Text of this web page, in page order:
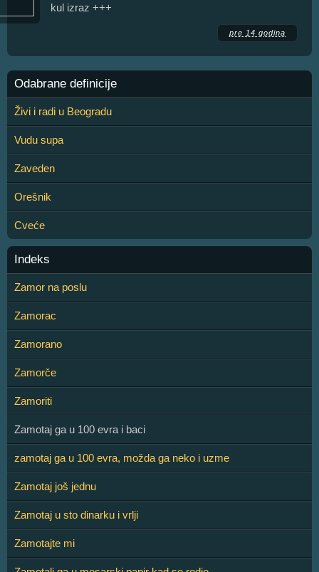
kul izraz +++
pre 14 godina
Odabrane definicije
Živi i radi u Beogradu
Vudu supa
Zaveden
Orešnik
Cveće
Indeks
Zamor na poslu
Zamorac
Zamorano
Zamorče
Zamoriti
Zamotaj ga u 100 evra i baci
zamotaj ga u 100 evra, možda ga neko i uzme
Zamotaj još jednu
Zamotaj u sto dinarku i vrlji
Zamotajte mi